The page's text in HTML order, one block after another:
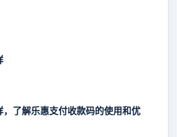
了解乐惠支付收款码的使用和优